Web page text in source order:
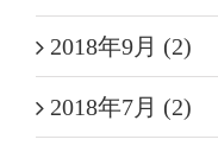
2018年9月 (2)
2018年7月 (2)